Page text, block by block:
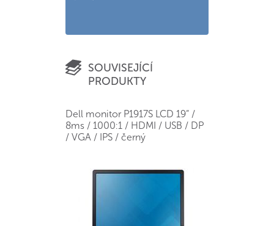
SOUVISEJÍCÍ
PRODUKTY
Dell monitor P1917S LCD 19” /
8ms / 1000:1 / HDMI / USB / DP
/ VGA / IPS / černý